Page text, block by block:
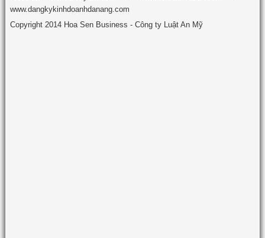
www.dangkykinhdoanhdanang.com
Copyright 2014 Hoa Sen Business - Công ty Luật An Mỹ